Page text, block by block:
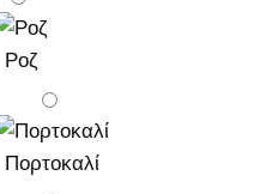
Ροζ
Πορτοκαλί